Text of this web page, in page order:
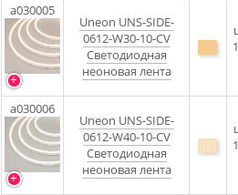
a030005
Uneon UNS-SIDE-
0612-W30-10-CV
Светодиодная
неоновая лента
a030006
Uneon UNS-SIDE-
0612-W40-10-CV
Светодиодная
неоновая лента